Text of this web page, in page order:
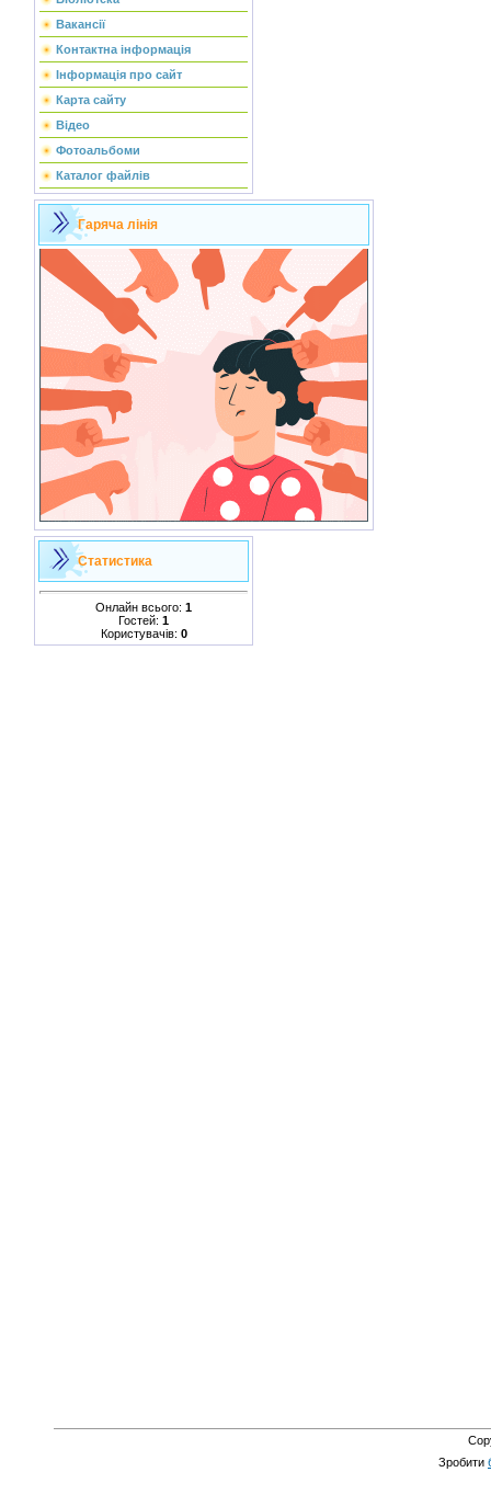
Вакансії
Контактна інформація
Інформація про сайт
Карта сайту
Відео
Фотоальбоми
Каталог файлів
Гаряча лінія
Статистика
Онлайн всього: 1
Гостей: 1
Користувачів: 0
Зробити